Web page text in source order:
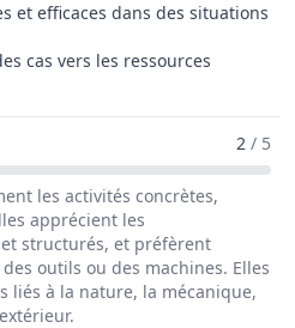
et efficaces dans des situations
cas vers les ressources
De Assistant / 2 / 5
les activités concrètes,
apprécient les
structurés, et préfèrent
outils ou des machines. Elles
liés à la nature, la mécanique,